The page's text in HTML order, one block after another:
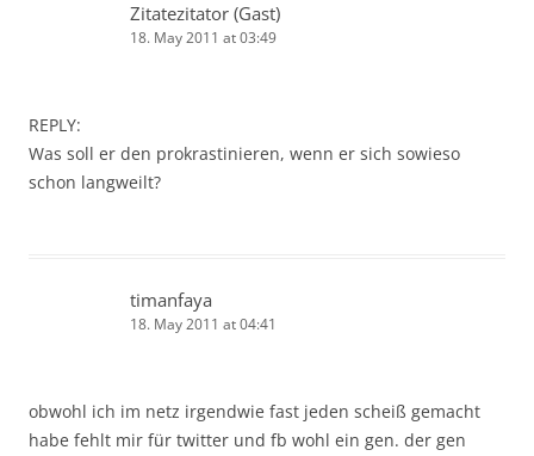
Zitatezitator (Gast)
18. May 2011 at 03:49
REPLY:
Was soll er den prokrastinieren, wenn er sich sowieso
schon langweilt?
timanfaya
18. May 2011 at 04:41
obwohl ich im netz irgendwie fast jeden scheiß gemacht
habe fehlt mir für twitter und fb wohl ein gen. der gen